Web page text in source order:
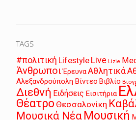
TAGS
#πολιτική Lifestyle Live Lizie
Άνθρωποι ΈρευναΑθλητικά
Αλεξανδρούπολη Βίντεο Βιβλίο
Διεθνή Ειδήσεις Εισιτήρια
Θέατρο Θεσσαλονίκη
Μουσικά Νέα Μουσική